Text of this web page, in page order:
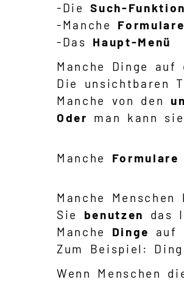
-DieSuch-Funktion
-Manche Formulare
-Das Haupt-Menü
Manche Dinge
Die unsichtbaren
Manche von den
Oder
man kann sie
Manche Formulare
Manche
Sie benutzen das
Manche
Dinge auf
Zum Beispiel:
Wenn Menschen